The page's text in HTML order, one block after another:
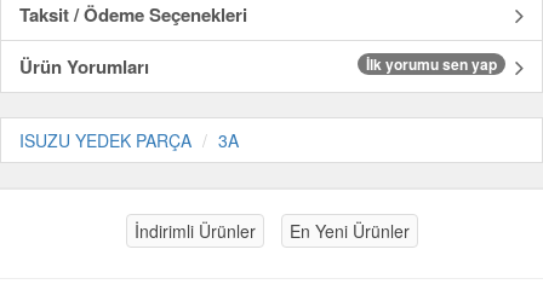
Taksit / Ödeme Seçenekleri
Ürün Yorumları
İlk yorumu sen yap
ISUZU YEDEK PARÇA 3A
İndirimli Ürünler En Yeni Ürünler